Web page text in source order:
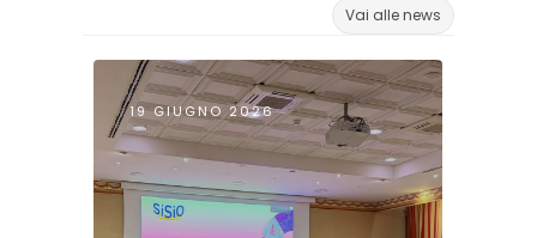
Vai alle news
19 GIUGNO 2026